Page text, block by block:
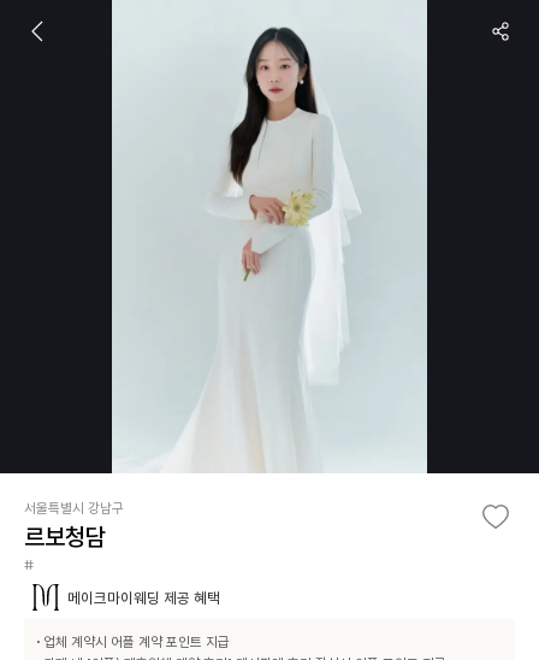
서울특별시 강남구
르보청담
#
메이크마이웨딩 제공 혜택
• 업체 계약시 어플 계약 포인트 지급